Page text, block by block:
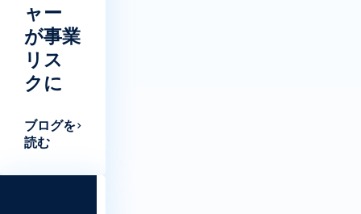
ャー
が事業
リス
クに
ブログを
読む